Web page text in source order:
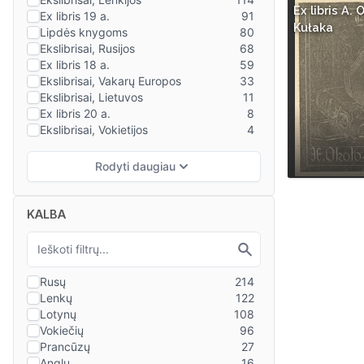
KALBA
Ex libris A.
Kułaka